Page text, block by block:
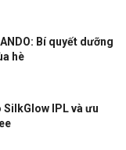
Bí quyết dưỡng
hè
IPL và ưu